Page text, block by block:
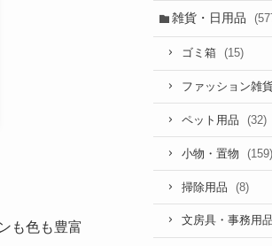
雑貨・日用品
ゴミ箱 (15)
ファッション雑
ペット用品 (32)
小物・置物 (159)
掃除用品 (8)
文房具・事務用品